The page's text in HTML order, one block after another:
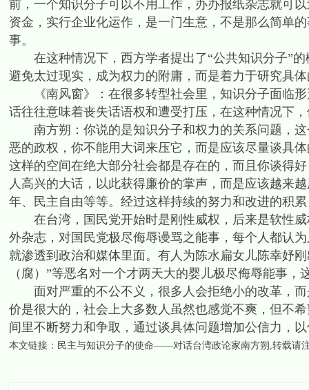
前，一个知识分子可以不用工作，办办报纸杂志就可
资金，实行企业化运作，是一门生意，不是那么简单
事。
在这种情况下，西方学者提出了“公共知识分子”的
避免太过现实，成为权力的附庸，而是着力于研究具
《南风窗》：在很多转型社会里，知识分子面临形
话往往意味着丧失话语权和遭受打压，在这种情况下
南方朔：你说的是知识分子和权力的关系问题，这
恶的政权，你不能用大词来压它，而是应该尽量谈具
这样的空间在绝大部分社会都是存在的，而且你谈得
人高兴的大话，以此获得廉价的掌声，而是应该越来
年、民主自由等等。经过这样持续的努力和改进的积
在台湾，国民党开始时是刚性威权，后来是软性威
外杂志，对国民党极尽侮辱谩骂之能事，每个人都认
就渗透到政治和媒体里面。有人为陈水扁女儿陈幸妤
（腐）”等恶名对一个才两天大的婴儿极尽侮辱能事
面对严重的不公不义，很多人会拒绝小的改革，而
价是很大的，社会上大多数人虽然也感觉不爽，但不
间里不断努力和争取，通过谈具体问题增加公信力，
本文链接： 民主与知识分子的使命——对话台湾政论家南方朔 ,转载请